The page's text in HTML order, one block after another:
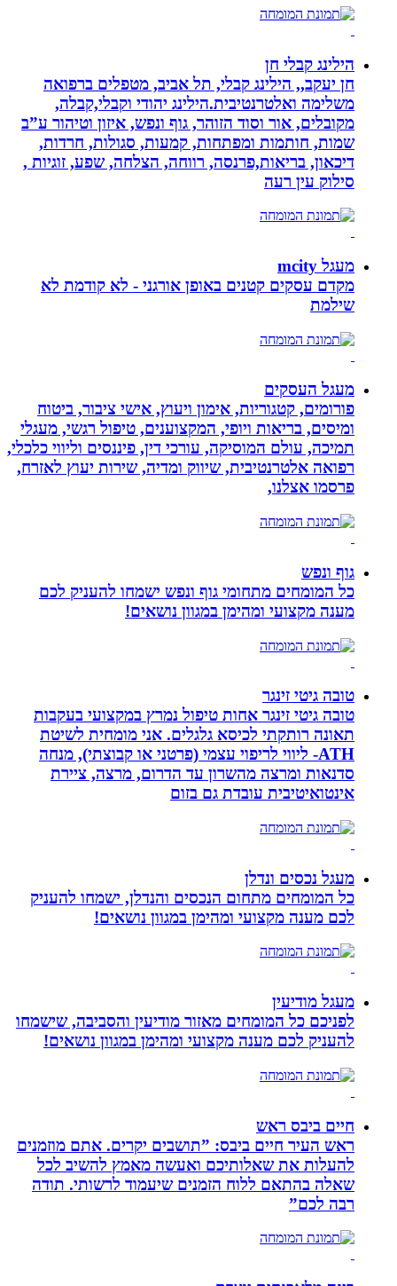
הילינג קבלי חן
חן יעקב,, הילינג קבלי, תל אביב, מטפלים ברפואה
משלימה ואלטרנטיבית.הילינג יהודי וקבלי,קבלה,
מקובלים, אור וסוד הזוהר, גוף ונפש, איזון וטיהור ע”ב
שמות, חותמות ומפתחות, קמעות, סגולות, חרדות,
דיכאון, בריאות,פרנסה, רווחה, הצלחה, שפע, זוגיות ,
סילוק עין רעה
מעגל mcity
מקדם עסקים קטנים באופן אורגני - לא קודמת לא
שילמת
מעגל העסקים
פורומים, קטגוריות, אימון ויעוץ, אישי ציבור, ביטוח
ומיסים, בריאות ויופי, המקצוענים, טיפול רגשי, מעגלי
תמיכה, עולם המוסיקה, עורכי דין, פיננסים וליווי כלכלי,
רפואה אלטרנטיבית, שיווק ומדיה, שירות יעוץ לאזרח,
פרסמו אצלנו,
גוף ונפש
כל המומחים מתחומי גוף ונפש ישמחו להעניק לכם
מענה מקצועי ומהימן במגוון נושאים!
טובה גיטי זינגר
טובה גיטי זינגר אחות טיפול נמרץ במקצועי בעקבות
תאונה רותקתי לכיסא גלגלים. אני מומחית לשיטת
ATH- ליווי לריפוי עצמי (פרטני או קבוצתי), מנחה
סדנאות ומרצה מהשרון עד הדרום, מרצה, ציירת
אינטואיטיבית עובדת גם בזום
מעגל נכסים ונדלן
כל המומחים מתחום הנכסים והנדלן, ישמחו להעניק
לכם מענה מקצועי ומהימן במגוון נושאים!
מעגל מודיעין
לפניכם כל המומחים מאזור מודיעין והסביבה, שישמחו
להעניק לכם מענה מקצועי ומהימן במגוון נושאים!
חיים ביבס ראש
ראש העיר חיים ביבס: ”תושבים יקרים. אתם מוזמנים
להעלות את שאלותיכם ואעשה מאמץ להשיב לכל
שאלה בהתאם ללוח הזמנים שיעמוד לרשותי. תודה
רבה לכם”